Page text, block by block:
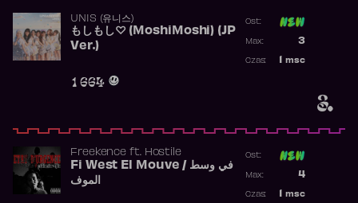
3.
UNIS (유니스)
もしもし♡ (MoshiMoshi) (JP
Ver.)
1 664
Ost:
3
Max:
msc
Czas:
Freekence ft. Hostile
Fi West El Mouve / في وسط
الموف
Ost:
4
Max:
msc
Czas: